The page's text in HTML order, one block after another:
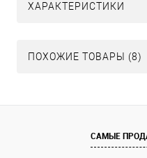
ХАРАКТЕРИСТИКИ
ПОХОЖИЕ ТОВАРЫ (8)
САМЫЕ